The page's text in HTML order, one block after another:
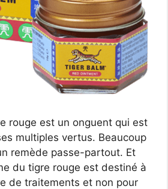
rouge est un onguent qui est
multiples vertus. Beaucoup
remède passe-partout. Et
du tigre rouge est destiné à
de traitements et non pour